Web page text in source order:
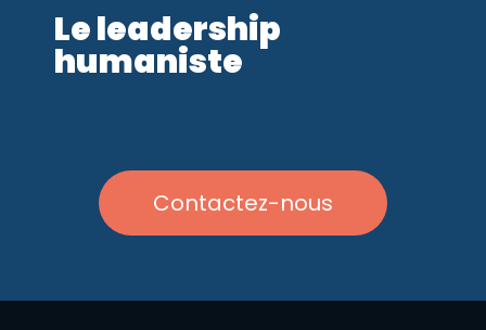
Le leadership
humaniste
Contactez-nous